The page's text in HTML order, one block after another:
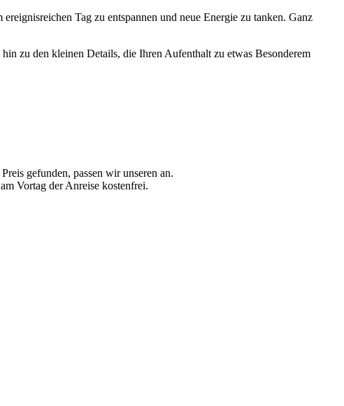
Tag zu entspannen und neue Energie zu tanken. Ganz
zu den kleinen Details, die Ihren Aufenthalt zu etwas Besonderem
gefunden, passen wir unseren an.
Vortag der Anreise kostenfrei.